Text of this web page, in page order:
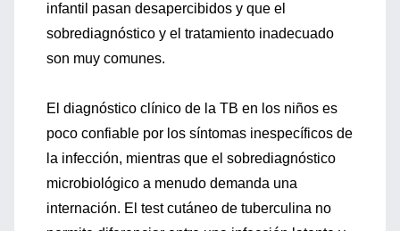
infantil pasan desapercibidos y que el
sobrediagnóstico y el tratamiento inadecuado
son muy comunes.
El diagnóstico clínico de la TB en los niños es
poco confiable por los síntomas inespecíficos de
la infección, mientras que el sobrediagnóstico
microbiológico a menudo demanda una
internación. El test cutáneo de tuberculina no